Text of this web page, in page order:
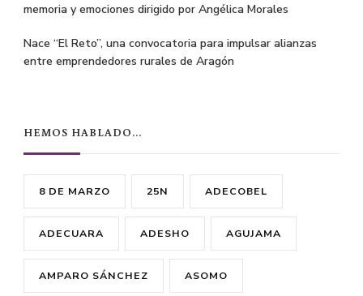
memoria y emociones dirigido por Angélica Morales
Nace “El Reto”, una convocatoria para impulsar alianzas
entre emprendedores rurales de Aragón
HEMOS HABLADO…
8 DE MARZO 25N ADECOBEL
ADECUARA ADESHO AGUJAMA
AMPARO SÁNCHEZ ASOMO